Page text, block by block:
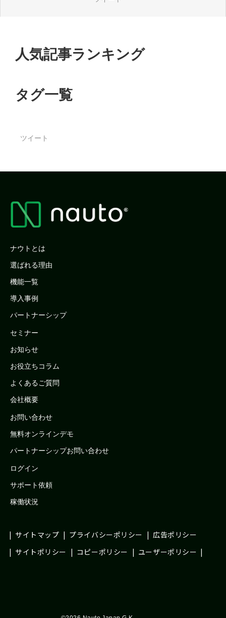
人気記事ランキング
タグ一覧
ツイート
ナウトとは
選ばれる理由
機能一覧
導入事例
パートナーシップ
セミナー
お知らせ
お役立ちコラム
よくあるご質問
会社概要
お問い合わせ
無料オンラインデモ
パートナーシップお問い合わせ
ログイン
サポート依頼
稼働状況
サイトマップ プライバシーポリシー
広告ポリシー
サイトポリシー
コピーポリシー ユーザーポリシー